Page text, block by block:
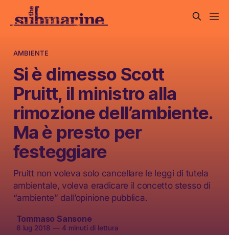
AMBIENTE
Si è dimesso Scott
Pruitt, il ministro alla
rimozione dell’ambiente.
Ma è presto per
festeggiare
Pruitt non voleva solo cancellare le leggi di tutela
ambientale, voleva eradicare il concetto stesso di
“ambiente” dall’opinione pubblica.
Tommaso Sansone
6 lug 2018 —4 minuti di lettura